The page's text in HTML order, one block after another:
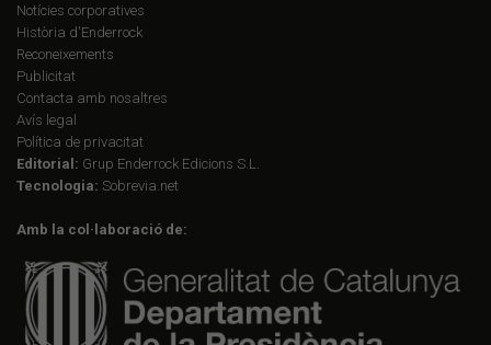
Notícies corporatives
Història d'Enderrock
Reconeixements
Publicitat
Contacta amb nosaltres
Avís legal
Política de privacitat
Editorial: Grup Enderrock Edicions S.L.
Tecnologia: Sobrevia.net
Amb la col·laboració de: